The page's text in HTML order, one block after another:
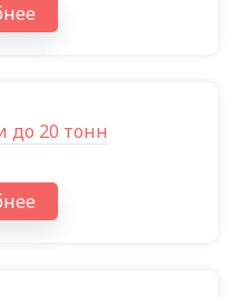
до 20 тонн